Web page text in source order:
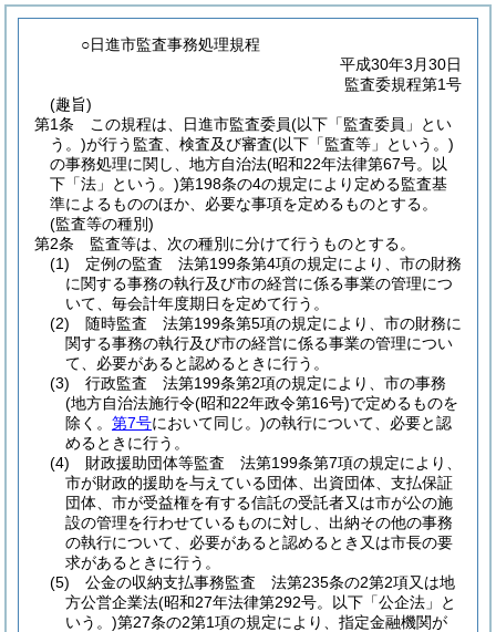
○日進市監査事務処理規程
平成30年3月30日
監査委規程第1号
(趣旨)
第1条
この規程は、日進市監査委員(以下「監査委員」とい
う。)が行う監査、検査及び審査(以下「監査等」という。)
の事務処理に関し、地方自治法(昭和22年法律第67号。以
下「法」という。)第198条の4の規定により定める監査基
準によるもののほか、必要な事項を定めるものとする。
(監査等の種別)
第2条
監査等は、次の種別に分けて行うものとする。
(1)
定例の監査 法第199条第4項の規定により、市の財務
に関する事務の執行及び市の経営に係る事業の管理につ
いて、毎会計年度期日を定めて行う。
(2)
随時監査 法第199条第5項の規定により、市の財務に
関する事務の執行及び市の経営に係る事業の管理につい
て、必要があると認めるときに行う。
(3)
行政監査 法第199条第2項の規定により、市の事務
(地方自治法施行令(昭和22年政令第16号)で定めるものを
除く。 第7号において同じ。)の執行について、必要と認
めるときに行う。
(4)
財政援助団体等監査 法第199条第7項の規定により、
市が財政的援助を与えている団体、出資団体、支払保証
団体、市が受益権を有する信託の受託者又は市が公の施
設の管理を行わせているものに対し、出納その他の事務
の執行について、必要があると認めるとき又は市長の要
求があるときに行う。
(5)
公金の収納支払事務監査 法第235条の2第2項又は地
方公営企業法(昭和27年法律第292号。以下「公企法」と
いう。)第27条の2第1項の規定により、指定金融機関が